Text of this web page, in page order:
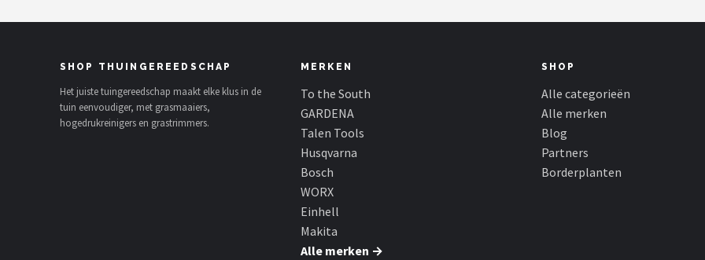
SHOP THUINGEREEDSCHAP
Het juiste tuingereedschap maakt elke klus in de
tuin eenvoudiger, met grasmaaiers,
hogedrukreinigers en grastrimmers.
MERKEN
To the South
GARDENA
Talen Tools
Husqvarna
Bosch
WORX
Einhell
Makita
Alle merken →
SHOP
Alle categorieën
Alle merken
Blog
Partners
Borderplanten